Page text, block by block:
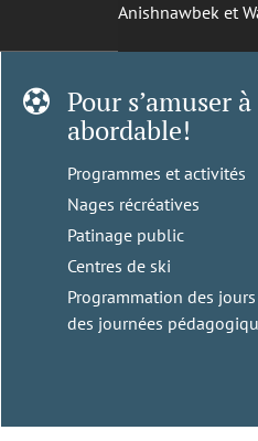
Anishnawbek et
Pour s’amuser
abordable!
Programmes et activités
Nages récréatives
Patinage public
Centres de ski
Programmation des
des journées